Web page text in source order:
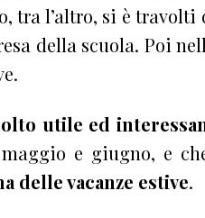
tra l’altro, si è
della scuola. Poi
utile ed
e giugno, e
delle vacanze estive.